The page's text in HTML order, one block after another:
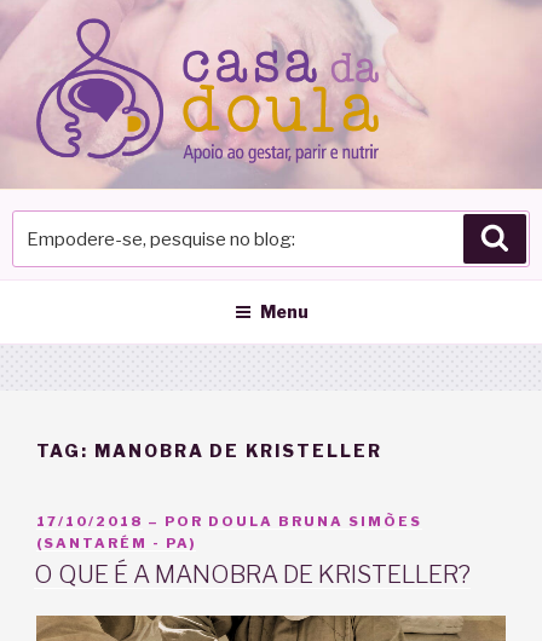
Pular
para
conteúdo
pesquise
blog
Menu
TAG: MANOBRA DE KRISTELLER
PUBLICADO
EM
17/10/2018 – POR DOULA BRUNA SIMÕES
(SANTARÉM - PA)
O QUE É A MANOBRA DE KRISTELLER?